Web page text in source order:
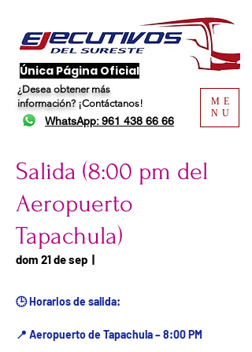
​Única Página Oficial
¿Desea obtener más
información? ¡Contáctanos!
WhatsApp: 961 438 66 66
ME
NU
Salida (8:00 pm del
Aeropuerto
Tapachula)
dom 21 de sep
  |
🕒 Horarios de salida:
📍 Aeropuerto de Tapachula – 8:00 PM